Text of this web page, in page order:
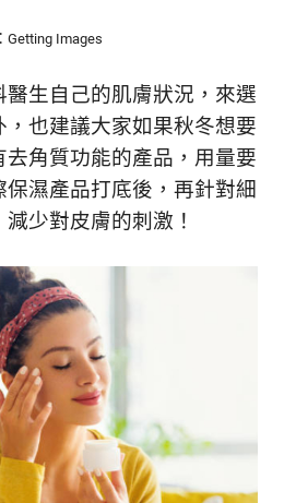
Getting Images
生自己的肌膚狀況，來選
也建議大家如果秋冬想要
角質功能的產品，用量要
濕產品打底後，再針對細
少對皮膚的刺激！